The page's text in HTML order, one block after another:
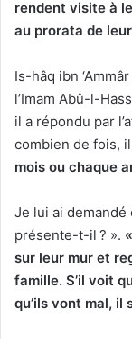
rendent visite à
au prorata de
Is-hâq ibn
l’Imam Abû-l-
il a répondu par
combien de fois,
mois ou chaque
Je lui ai demandé
présente-t-il ? ».
sur leur mur et
famille. S’il voit
qu’ils vont mal, il